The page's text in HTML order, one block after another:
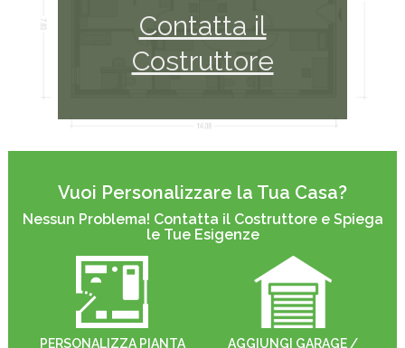
Contatta il
Costruttore
Vuoi Personalizzare la Tua Casa?
Nessun Problema! Contatta il Costruttore e Spiega
le Tue Esigenze
PERSONALIZZA PIANTA
AGGIUNGI GARAGE /